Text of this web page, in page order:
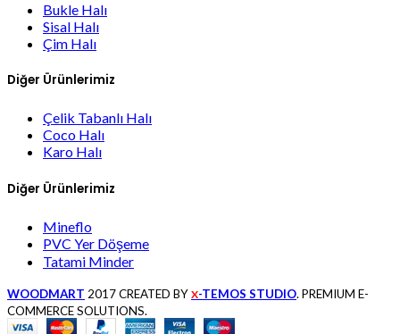
Bukle Halı
Sisal Halı
Çim Halı
Diğer Ürünlerimiz
Çelik Tabanlı Halı
Coco Halı
Karo Halı
Diğer Ürünlerimiz
Mineflo
PVC Yer Döşeme
Tatami Minder
WOODMART 2017 CREATED BY X-TEMOS STUDIO. PREMIUM E-
COMMERCE SOLUTIONS.